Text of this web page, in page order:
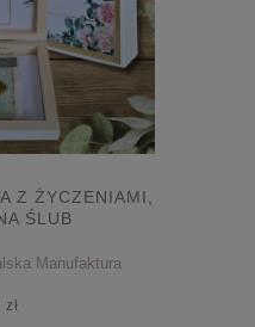
Z ŻYCZENIAMI,
ŚLUB
Manufaktura